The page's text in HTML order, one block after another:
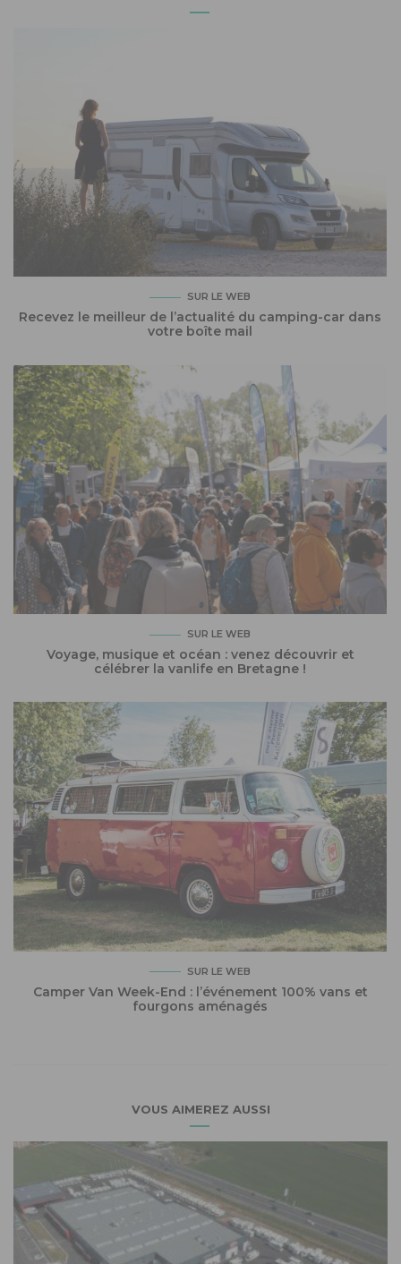
SUR LE WEB
Recevez le meilleur de l’actualité du camping-car dans
votre boîte mail
SUR LE WEB
Voyage, musique et océan : venez découvrir et
célébrer la vanlife en Bretagne !
SUR LE WEB
Camper Van Week-End : l’événement 100% vans et
fourgons aménagés
VOUS AIMEREZ AUSSI